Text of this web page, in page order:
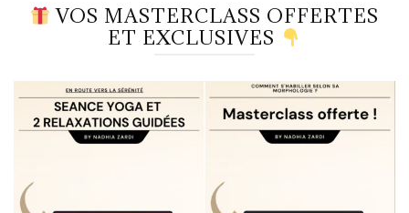
VOS MASTERCLASS OFFERTES
ET EXCLUSIVES